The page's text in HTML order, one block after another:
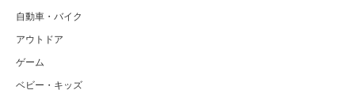
自動車・バイク
アウトドア
ゲーム
ベビー・キッズ